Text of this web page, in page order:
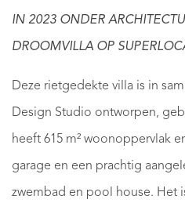
IN 2023 ONDER
DROOMVILLA OP
Deze rietgedekte villa is in
Design Studio ontworpen,
heeft 615 m² woonoppervlak
garage en een prachtig
zwembad en pool house. Het